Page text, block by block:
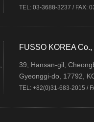
TEL: 03-3688-3237 / FAX:
FUSSO KOREA Co.,
39, Hansan-gil,
Gyeonggi-do, 17792,
TEL: +82(0)31-683-2015 /